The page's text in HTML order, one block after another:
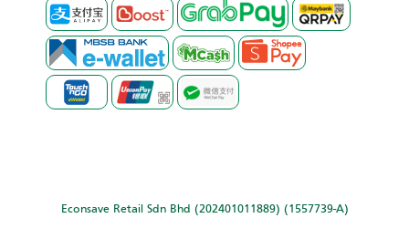
Econsave Retail Sdn Bhd (202401011889) (1557739-A)